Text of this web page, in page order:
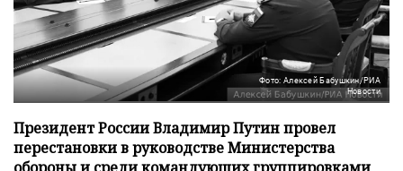
Фото: Алексей Бабушкин/РИА
Новости
Президент России Владимир Путин провел
перестановки в руководстве Министерства